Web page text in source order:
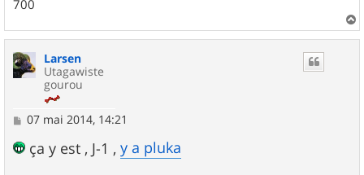
700
a
Larsen
Utagawiste
gourou
M
s
s
07 mai 2014, 14:21
ça y est , J-1 , y a pluka